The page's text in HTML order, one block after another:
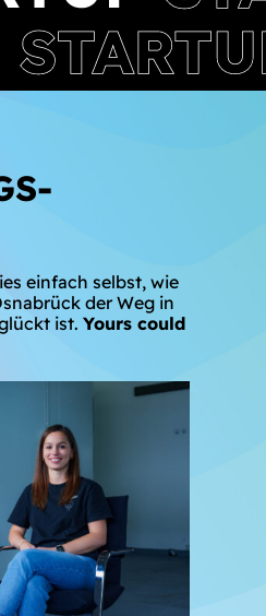
einfach selbst, wie
der Weg in
ist. Yours could